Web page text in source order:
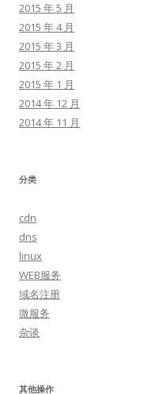
2015 年 5 月
2015 年 4 月
2015 年 3 月
2015 年 2 月
2015 年 1 月
2014 年 12 月
2014 年 11 月
分类
cdn
dns
linux
WEB服务
域名注册
微服务
杂谈
其他操作